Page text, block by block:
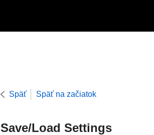
Späť Späť na začiatok
Save/Load Settings